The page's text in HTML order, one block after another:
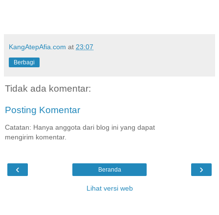
KangAtepAfia.com at 23:07
Berbagi
Tidak ada komentar:
Posting Komentar
Catatan: Hanya anggota dari blog ini yang dapat
mengirim komentar.
‹ ›
Beranda
Lihat versi web